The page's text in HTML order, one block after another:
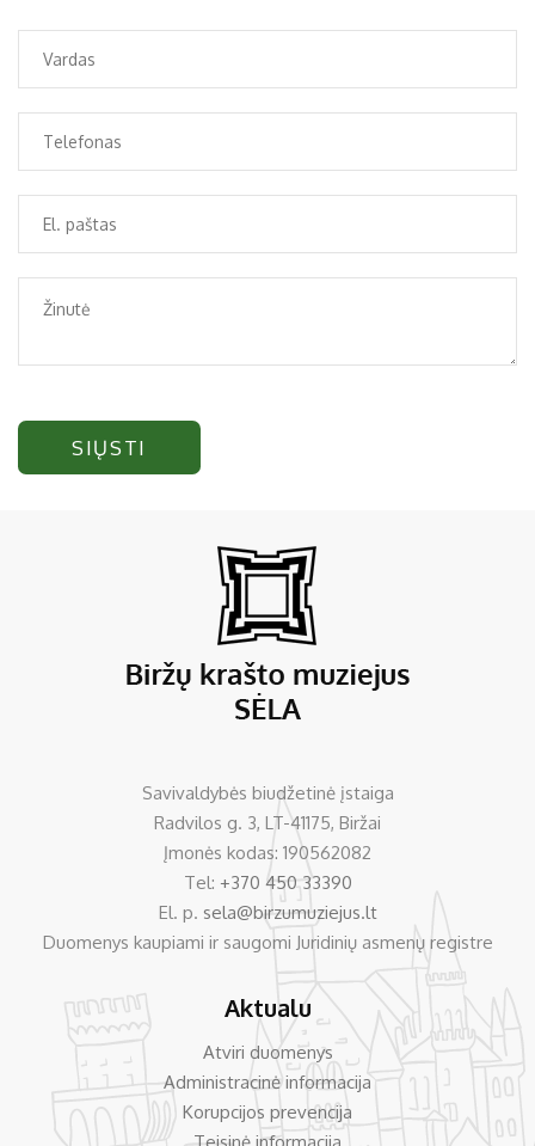
SIŲSTI
Savivaldybės biudžetinė įstaiga
Radvilos g. 3, LT-41175, Biržai
Įmonės kodas: 190562082
Tel: +370 450 33390
El. p. sela@birzumuziejus.lt
Duomenys kaupiami ir saugomi Juridinių asmenų registre
Aktualu
Atviri duomenys
Administracinė informacija
Korupcijos prevencija
Teisinė informacija